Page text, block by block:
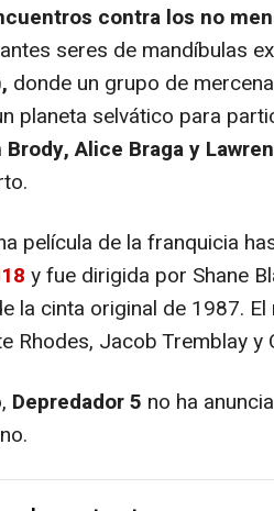
contra los no
seres de mandíbulas
donde un grupo de
planeta selvático para
Brody, Alice Braga y
película de la franquicia
y fue dirigida por Shane
la cinta original de 1987.
Rhodes, Jacob Tremblay y
Depredador 5 no ha